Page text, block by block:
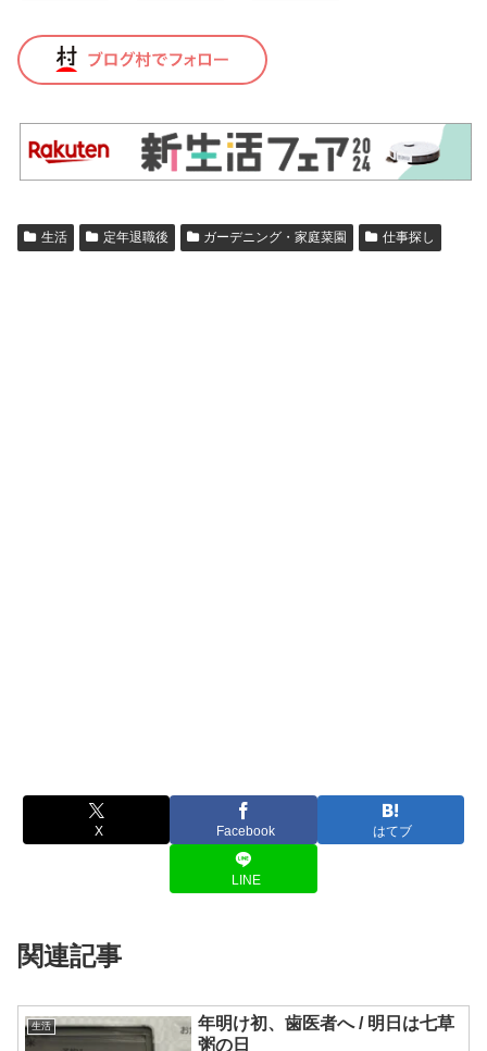
生活 定年退職後 ガーデニング・家庭菜園 仕事探し
X Facebook はてブ
LINE
関連記事
生活
年明け初、歯医者へ / 明日は七草
粥の日